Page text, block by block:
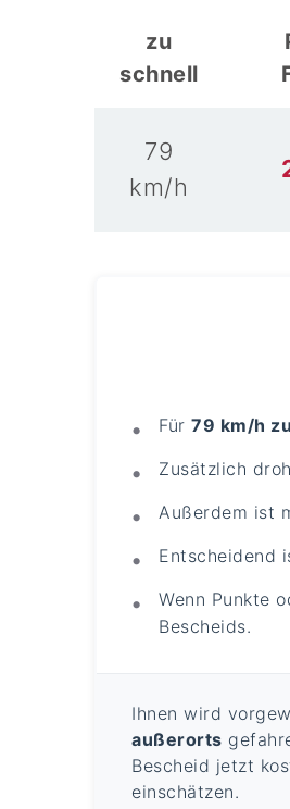
zu
schnell
79
km/h
Für79 km/h
Zusätzlich
Außerdem ist
Entscheidend
Wenn Punkte
Bescheids.
Ihnen wird
außerorts
Bescheid jetzt
einschätzen.